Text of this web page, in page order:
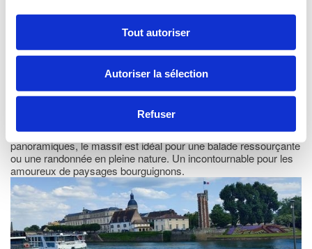
Tout autoriser
Autoriser la sélection
Refuser
Georges à Chalon-sur-Saône
À seulement quelques minutes de l’hôtel, ce site naturel
préservé offre une vue imprenable sur Chalon-sur-Saône et ses
alentours. Entre sentiers ombragés et points de vue
panoramiques, le massif est idéal pour une balade ressourçante
ou une randonnée en pleine nature. Un incontournable pour les
amoureux de paysages bourguignons.